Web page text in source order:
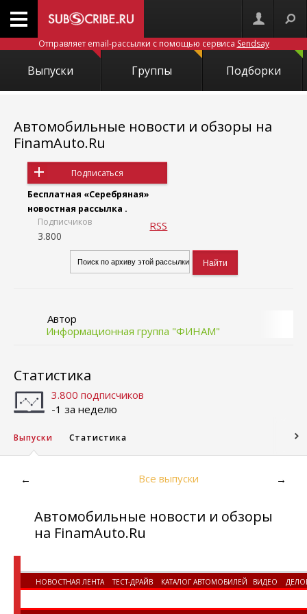
Отправляет email-рассылки с помощью сервиса Sendsay
Выпуски Группы Подборки
Автомобильные новости и обзоры на
FinamAuto.Ru
Подписаться
Бесплатная «Серебряная»
новостная рассылка .
Подписчиков
3.800
RSS
Автор
Информационная группа "ФИНАМ"
Статистика
3.800 подписчиков
-1 за неделю
Выпуски Статистика
← Все выпуски →
Автомобильные новости и обзоры
на FinamAuto.Ru
НОВОСТНАЯ ЛЕНТА ТЕСТ-ДРАЙВ КАТАЛОГ АВТОМОБИЛЕЙ ВИДЕО